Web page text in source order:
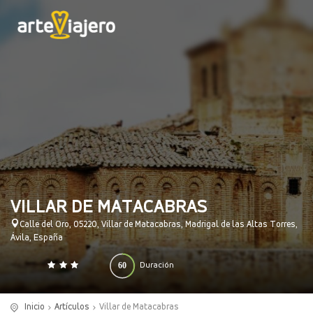
VILLAR DE MATACABRAS
Calle del Oro, 05220, Villar de Matacabras, Madrigal de las Altas Torres,
Ávila, España
Duración
60
0 140
Inicio Artículos Villar de Matacabras